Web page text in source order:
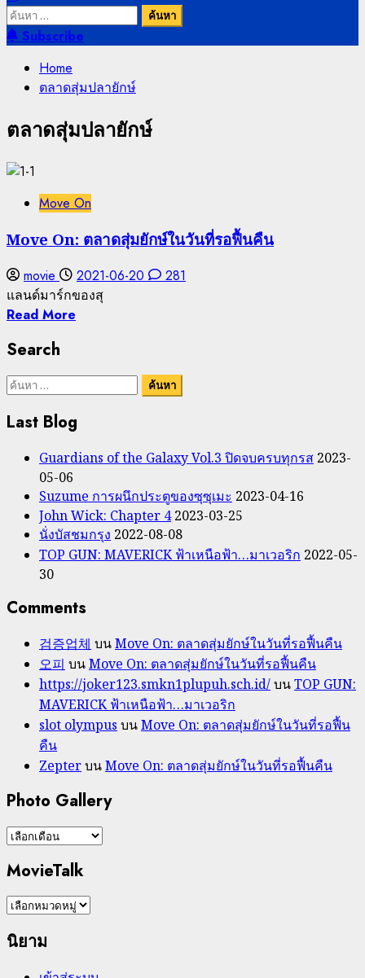
ค้นหา
สำหรับ:
Subscribe
Home
ตลาดสุ่มปลายักษ์
ตลาดสุ่มปลายักษ์
Move On
Move On: ตลาดสุ่มยักษ์ในวันที่รอฟื้นคืน
movie 2021-06-20 281
แลนด์มาร์กของสุ
Read More
Search
ค้นหา
Last Blog
Guardians of the Galaxy Vol.3 ปิดจบครบทุกรส 2023-
05-06
Suzume การผนึกประตูของซุซุเมะ 2023-04-16
John Wick: Chapter 4 2023-03-25
นั่งบัสชมกรุง 2022-08-08
TOP GUN: MAVERICK ฟ้าเหนือฟ้า…มาเวอริก 2022-05-
30
Comments
검증업체 บนMove On: ตลาดสุ่มยักษ์ในวันที่รอฟื้นคืน
오피 บนMove On: ตลาดสุ่มยักษ์ในวันที่รอฟื้นคืน
https://joker123.smkn1plupuh.sch.id/บนTOP GUN:
MAVERICK ฟ้าเหนือฟ้า…มาเวอริก
slot olympus บนMove On: ตลาดสุ่มยักษ์ในวันที่รอฟื้น
คืน
ZepterบนMove On: ตลาดสุ่มยักษ์ในวันที่รอฟื้นคืน
Photo Gallery
Photo
MovieTalk
MovieTalk
นิยาม